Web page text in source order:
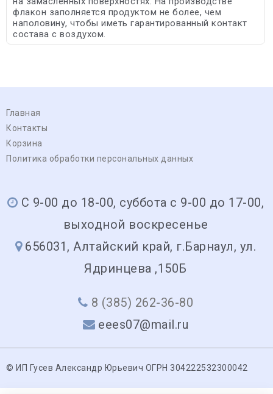
флакон заполняется продуктом не более, чем
наполовину, чтобы иметь гарантированный контакт
состава с воздухом.
Главная
Контакты
Корзина
Политика обработки персональных данных
С 9-00 до 18-00, суббота с 9-00 до 17-00,
выходной воскресенье
656031, Алтайский край, г.Барнаул, ул.
Ядринцева ,150Б
8 (385) 262-36-80
eees07@mail.ru
© ИП Гусев Александр Юрьевич ОГРН 304222532300042